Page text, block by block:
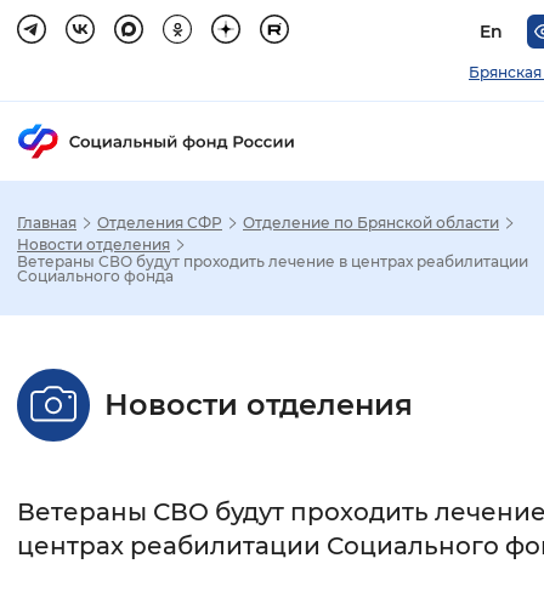
En
Стандартный Увеличенный
Без засечек С засечками
Главная Отделения СФР
Отделение по Брянской области
Новости отделения
Ветераны СВО будут проходить лечение в центрах реабилитации
Социального фонда
Новости отделения
Ветераны СВО будут проходить
центрах реабилитации Социального